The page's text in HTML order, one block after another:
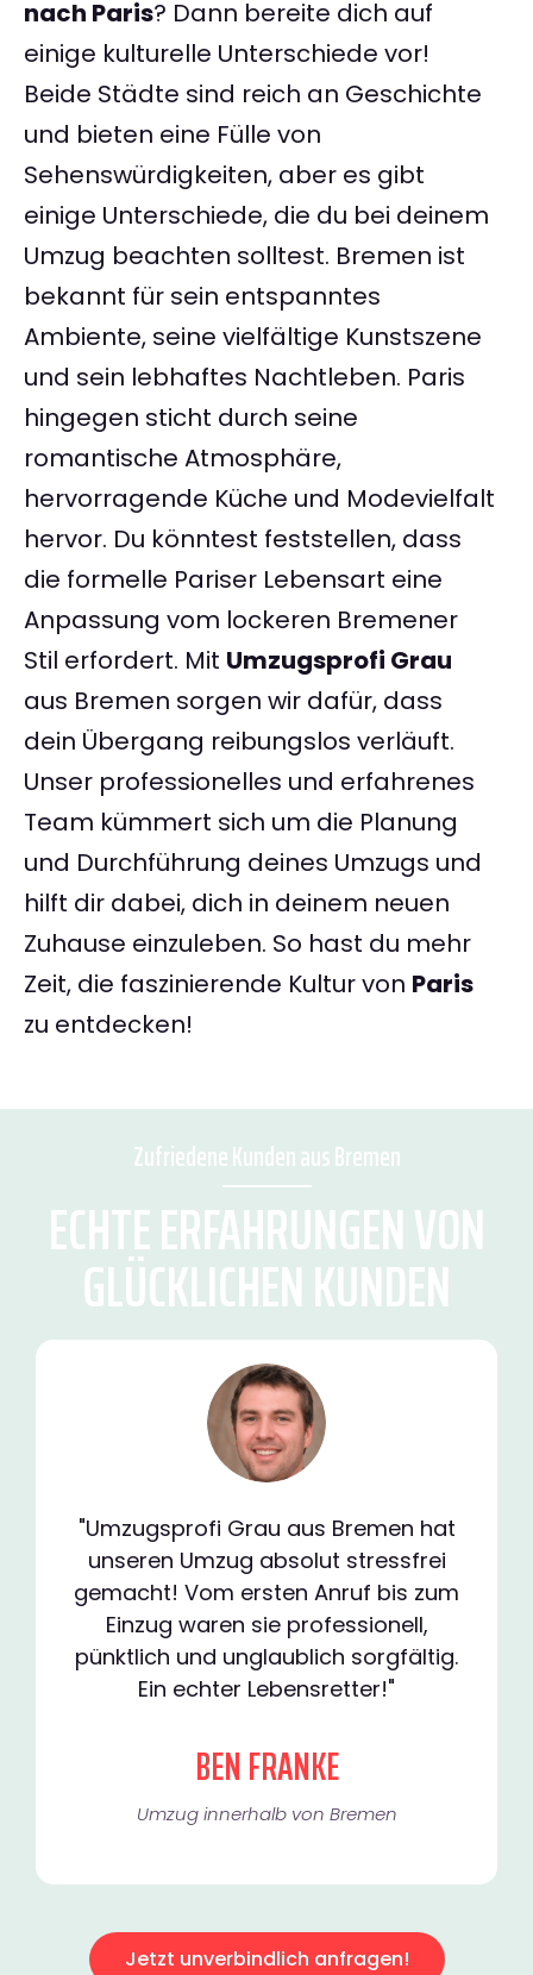
nach Paris? Dann bereite dich auf
einige kulturelle Unterschiede vor!
Beide Städte sind reich an Geschichte
und bieten eine Fülle von
Sehenswürdigkeiten, aber es gibt
einige Unterschiede, die du bei deinem
Umzug beachten solltest. Bremen ist
bekannt für sein entspanntes
Ambiente, seine vielfältige Kunstszene
und sein lebhaftes Nachtleben. Paris
hingegen sticht durch seine
romantische Atmosphäre,
hervorragende Küche und Modevielfalt
hervor. Du könntest feststellen, dass
die formelle Pariser Lebensart eine
Anpassung vom lockeren Bremener
Stil erfordert. Mit Umzugsprofi Grau
aus Bremen sorgen wir dafür, dass
dein Übergang reibungslos verläuft.
Unser professionelles und erfahrenes
Team kümmert sich um die Planung
und Durchführung deines Umzugs und
hilft dir dabei, dich in deinem neuen
Zuhause einzuleben. So hast du mehr
Zeit, die faszinierende Kultur von Paris
zu entdecken!
Zufriedene Kunden aus Bremen
ECHTE ERFAHRUNGEN VON
GLÜCKLICHEN KUNDEN
"Umzugsprofi Grau aus Bremen hat
unseren Umzug absolut stressfrei
gemacht! Vom ersten Anruf bis zum
Einzug waren sie professionell,
pünktlich und unglaublich sorgfältig.
Ein echter Lebensretter!"
BEN FRANKE
Umzug innerhalb von Bremen​
Jetzt unverbindlich anfragen!